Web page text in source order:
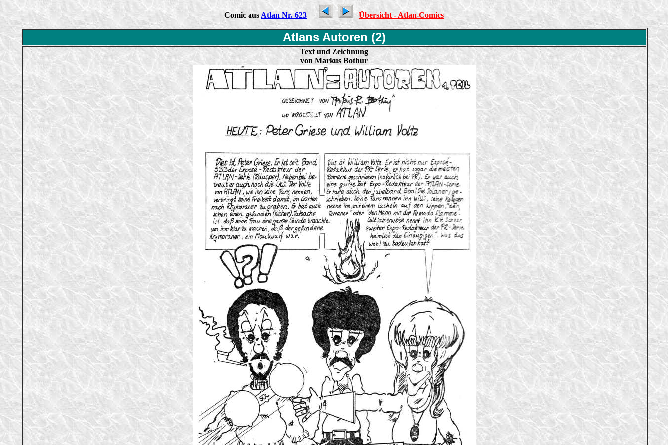
Comic aus Atlan Nr. 623 Übersicht - Atlan-Comics
Atlans Autoren (2)
Text und Zeichnung
von Markus Bothur